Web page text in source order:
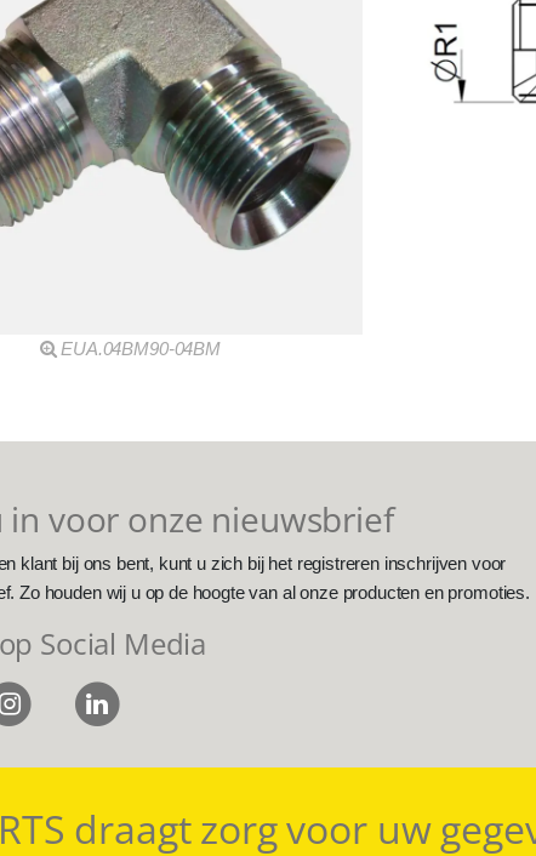
EUA.04BM90-04BM
in voor onze nieuwsbrief
klant bij ons bent, kunt u zich bij het registreren inschrijven voor
Zo houden wij u op de hoogte van al onze producten en promoties.
Social Media
draagt zorg voor uw